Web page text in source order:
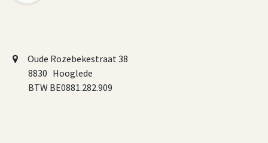
Oude Rozebekestraat 38
8830 Hooglede
BTW BE0881.282.909